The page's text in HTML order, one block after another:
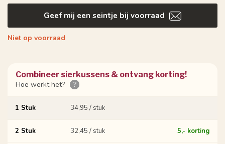
Geef mij een seintje bij voorraad
Niet op voorraad
Combineer sierkussens & ontvang korting!
Hoe werkt het?
?
1 Stuk 34,95 / stuk
2 Stuk 32,45 / stuk 5,- korting